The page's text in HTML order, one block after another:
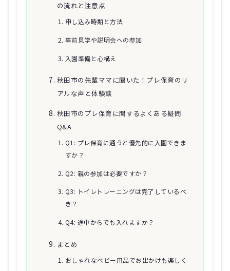
の流れと注意点
申し込み時期と方法
事前見学や説明会への参加
入園準備と心構え
秋田市の先輩ママに聞いた！プレ保育のリ
アルな声と体験談
秋田市のプレ保育に関するよくある疑問
Q&A
Q1: プレ保育に通うと優先的に入園できま
すか？
Q2: 親の参加は必要ですか？
Q3: トイレトレーニングは完了しているべ
き？
Q4: 途中からでも入れますか？
まとめ
おしゃれなベビー用品でお出かけも楽しく